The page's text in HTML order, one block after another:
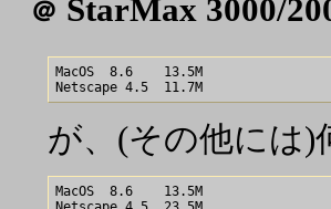
＠ StarMax 3000/
MacOS  8.6    13.5M
が、(その他には)
MacOS  8.6    13.5M